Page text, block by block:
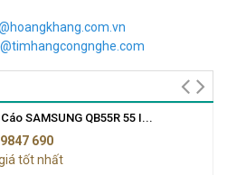
SAMSUNG QB55R 55 I...
690
tốt nhất